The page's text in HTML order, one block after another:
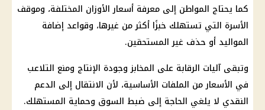
كما يحتاج المواطن إلى معرفة أسعار الأوزان المختلفة، وموقف
الأسرة التي تستهلك خبزًا أكثر من غيرها، وقواعد إضافة
المواليد أو حذف غير المستحقين.
وتبقى آليات الرقابة على المخابز وجودة الإنتاج ومنع التلاعب
في الأسعار من الملفات الأساسية، لأن الانتقال إلى الدعم
النقدي لا يلغي الحاجة إلى ضبط السوق وحماية المستهلك.